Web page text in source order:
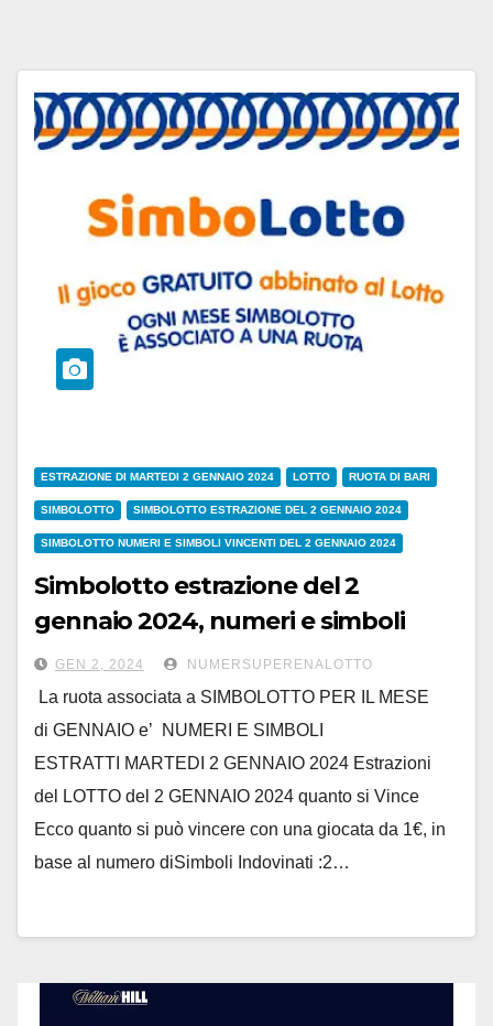
ESTRAZIONE DI MARTEDI 2 GENNAIO 2024 LOTTO RUOTA DI BARI
SIMBOLOTTO SIMBOLOTTO ESTRAZIONE DEL 2 GENNAIO 2024
SIMBOLOTTO NUMERI E SIMBOLI VINCENTI DEL 2 GENNAIO 2024
Simbolotto estrazione del 2
gennaio 2024, numeri e simboli
vincenti
GEN 2, 2024 NUMERSUPERENALOTTO
La ruota associata a SIMBOLOTTO PER IL MESE
di GENNAIO e’ NUMERI E SIMBOLI
ESTRATTI MARTEDI 2 GENNAIO 2024 Estrazioni
del LOTTO del 2 GENNAIO 2024 quanto si Vince
Ecco quanto si può vincere con una giocata da 1€, in
base al numero diSimboli Indovinati :2…